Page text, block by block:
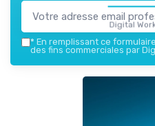
Digital
* En remplissant ce
des fins commerciales par